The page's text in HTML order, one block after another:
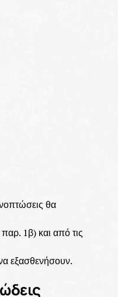
θα
1β) και από τις
εξασθενήσουν.